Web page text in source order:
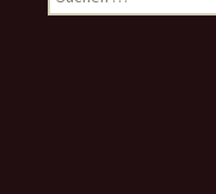
nach: